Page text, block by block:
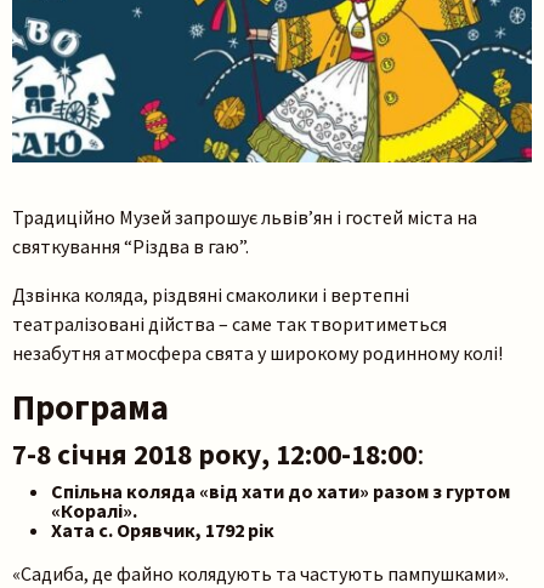
Традиційно Музей запрошує львів’ян і гостей міста на
святкування “Різдва в гаю”.
Дзвінка коляда, різдвяні смаколики і вертепні
театралізовані дійства – саме так творитиметься
незабутня атмосфера свята у широкому родинному колі!
Програма
7-8 січня 2018 року, 12:00-18:00:
Спільна коляда «від хати до хати» разом з гуртом
«Коралі».
Хата с. Орявчик, 1792 рік
«Садиба, де файно колядують та частують пампушками».